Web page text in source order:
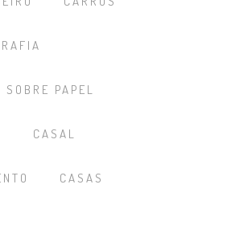
SOBRE PAPEL
CASAL
CASAS